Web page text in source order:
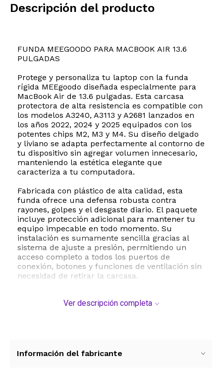
Descripción del producto
FUNDA MEEGOODO PARA MACBOOK AIR 13.6
PULGADAS
Protege y personaliza tu laptop con la funda
rígida MEEgoodo diseñada especialmente para
MacBook Air de 13.6 pulgadas. Esta carcasa
protectora de alta resistencia es compatible con
los modelos A3240, A3113 y A2681 lanzados en
los años 2022, 2024 y 2025 equipados con los
potentes chips M2, M3 y M4. Su diseño delgado
y liviano se adapta perfectamente al contorno de
tu dispositivo sin agregar volumen innecesario,
manteniendo la estética elegante que
caracteriza a tu computadora.
Fabricada con plástico de alta calidad, esta
funda ofrece una defensa robusta contra
rayones, golpes y el desgaste diario. El paquete
incluye protección adicional para mantener tu
equipo impecable en todo momento. Su
instalación es sumamente sencilla gracias al
sistema de ajuste a presión, permitiendo un
acceso completo a todos los puertos de
conexión, botones y funciones de ventilación sin
necesidad de retirar la carcasa.
dimensiones precisas de 13.3 por 8.86 pulgadas,
funcionalidad superior.
Ver descripción completa
Información del fabricante